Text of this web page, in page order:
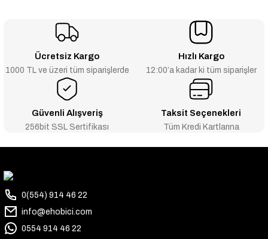
Ücretsiz Kargo
1000 TL ve üzeri tüm siparişlerde
Hızlı Kargo
12:00’a kadar ki tüm siparişler
Güvenli Alışveriş
256bit SSL Sertifikası
Taksit Seçenekleri
Tüm Kredi Kartlarına
0(554) 914 46 22
info@ehobici.com
0554 914 46 22